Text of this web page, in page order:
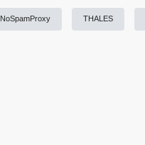
NoSpamProxy THALES